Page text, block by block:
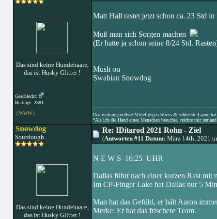
Das sind keine Hundehaare,
das ist Husky Glitter !
Geschlecht:
Beiträge: 2881
| WWW|
Matt Hall rastet jetzt schon ca. 23 Std
Muß man sich Sorgen machen
(Er hatte ja schon seine 8/24 Std.
Mush on
Swabian Snowdog
Das wirkungsvollste Mittel gegen Stress & schlechte Laune
“Als ich die Hand eines Menschen brauchte, reichte mir jemand
Snowdog
Sourdough
Das sind keine Hundehaare,
das ist Husky Glitter !
Re: IDitarod 2021 Rohn - Ziel
(Antworten #11 Datum: März 14th, 2021
N E W S 16:25 UHR
Dallas führt nach einer kurzen Rast
Im CP-Finger Lake hat Dallas nur 5
Man hat das Gefühl, er hält Aaron
Merke: Er hat das frischere Team.